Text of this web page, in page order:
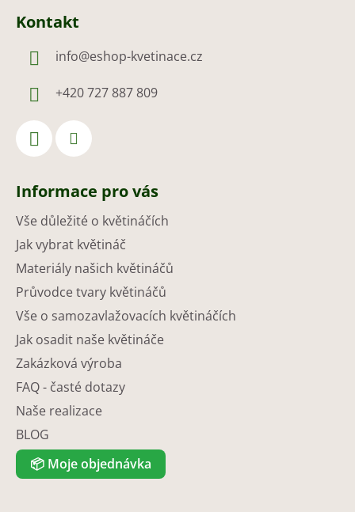
Kontakt
info@eshop-kvetinace.cz
+420 727 887 809
Informace pro vás
Vše důležité o květináčích
Jak vybrat květináč
Materiály našich květináčů
Průvodce tvary květináčů
Vše o samozavlažovacích květináčích
Jak osadit naše květináče
Zakázková výroba
FAQ - časté dotazy
Naše realizace
BLOG
📦 Moje objednávka